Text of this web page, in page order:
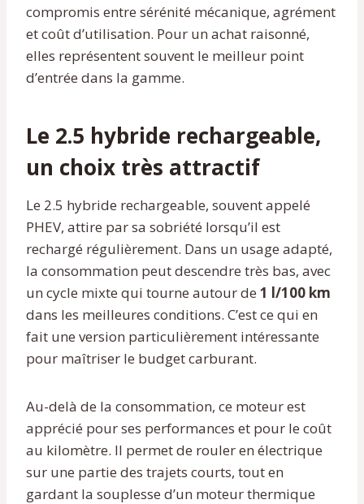
compromis entre sérénité mécanique, agrément
et coût d’utilisation. Pour un achat raisonné,
elles représentent souvent le meilleur point
d’entrée dans la gamme.
Le 2.5 hybride rechargeable,
un choix très attractif
Le 2.5 hybride rechargeable, souvent appelé
PHEV, attire par sa sobriété lorsqu’il est
rechargé régulièrement. Dans un usage adapté,
la consommation peut descendre très bas, avec
un cycle mixte qui tourne autour de 1 l/100 km
dans les meilleures conditions. C’est ce qui en
fait une version particulièrement intéressante
pour maîtriser le budget carburant.
Au-delà de la consommation, ce moteur est
apprécié pour ses performances et pour le coût
au kilomètre. Il permet de rouler en électrique
sur une partie des trajets courts, tout en
gardant la souplesse d’un moteur thermique